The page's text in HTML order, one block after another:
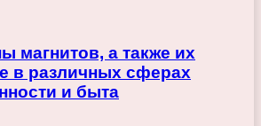
магнитов, а также их
в различных сферах
и быта